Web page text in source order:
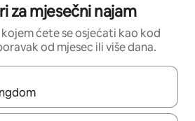
za mjesečni najam
ćete se osjećati kao kod
od mjesec ili više dana.
moći ćete ih pregledati